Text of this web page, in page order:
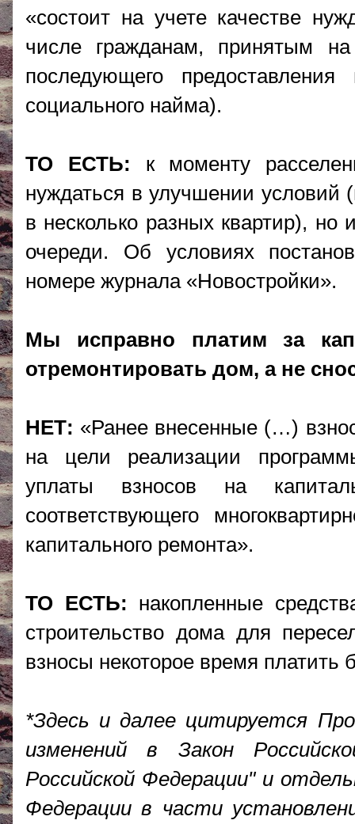
«состоит на учете качестве
числе гражданам, принятым
последующего
социального найма).
ТО ЕСТЬ: к моменту
нуждаться в улучшении условий
в несколько разных квартир),
очереди. Об условиях
номере журнала «Новостройки».
Мы исправно платим за
отремонтировать дом, а не
НЕТ: «Ранее внесенные (…)
на цели реализации
уплаты взносов на
соответствующего
капитального ремонта».
ТО ЕСТЬ: накопленные
строительство дома для
взносы некоторое время платить
*Здесь и далее цитируется
изменений в Закон
Российской Федерации" и
Федерации в части